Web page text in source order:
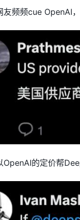
频频cue OpenAI，
OpenAI的定价帮